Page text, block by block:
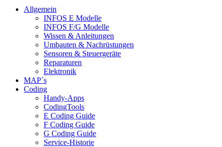
Allgemein
INFOS E Modelle
INFOS F/G Modelle
Wissen & Anleitungen
Umbauten & Nachrüstungen
Sensoren & Steuergeräte
Reparaturen
Elektronik
MAP´s
Coding
Handy-Apps
CodingTools
E Coding Guide
F Coding Guide
G Coding Guide
Service-Historie